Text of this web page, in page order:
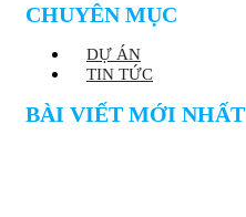
CHUYÊN MỤC
DỰ ÁN
TIN TỨC
BÀI VIẾT MỚI NHẤT